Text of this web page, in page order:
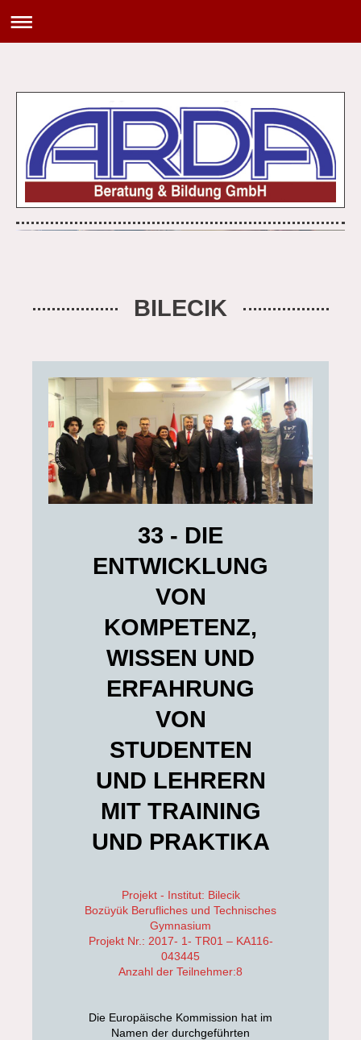
BILECIK
33 - DIE
ENTWICKLUNG
VON
KOMPETENZ,
WISSEN UND
ERFAHRUNG
VON
STUDENTEN
UND LEHRERN
MIT TRAINING
UND PRAKTIKA
Projekt - Institut: Bilecik
Bozüyük Berufliches und Technisches
Gymnasium
Projekt Nr.: 2017- 1- TR01 – KA116-
043445
Anzahl der Teilnehmer:8
Die Europäische Kommission hat im
Namen der durchgeführten